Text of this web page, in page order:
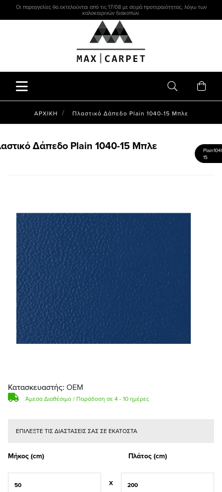
Οι παραγγελίες θα εκτελούνται από τις 17/08 με σειρά προτεραιότητας, λόγω των
καλοκαιρινών διακοπών.
ΑΡΧΙΚΗ Πλαστικό Δάπεδο Plain 1040-15 Μπλε
Δάπεδο Plain 1040-15 Μπλε
15
Κατασκευαστής: OEM
Άμεσα Διαθέσιμο / Παράδοση σε 4 - 10 ημέρες
ΕΠΙΛΕΞΤΕ ΤΙΣ ΔΙΑΣΤΑΣΕΙΣ ΣΑΣ ΣΕ ΕΚΑΤΟΣΤΑ
Μήκος (cm) Πλάτος (cm)
X